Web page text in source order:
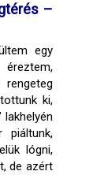
–
egy
ki,
piáltunk,
lógni,
de azért